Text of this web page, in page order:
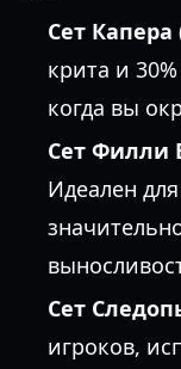
Сет Капера
крита и
когда вы
Сет Филли
Идеален
Сет
игроков,